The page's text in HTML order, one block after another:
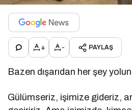
+ - PAYLAŞ
Bazen dışarıdan her şey
Gülümseriz, işimize gideriz,